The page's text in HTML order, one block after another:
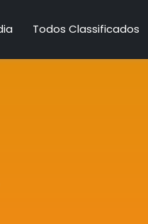
Todos Classificados